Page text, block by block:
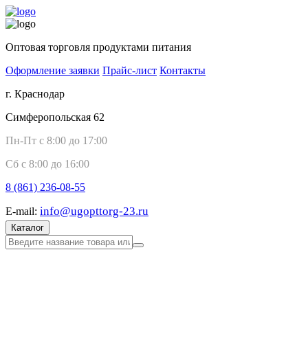
Оптовая торговля продуктами питания
Оформление заявки Прайс-лист Контакты
г. Краснодар
Симферопольская 62
Пн-Пт с 8:00 до 17:00
Сб с 8:00 до 16:00
8 (861) 236-08-55
E-mail: info@ugopttorg-23.ru
Каталог